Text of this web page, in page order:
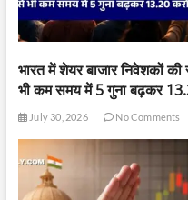
भारत में शेयर बाजार निवेशकों
भी कम समय में 5 गुना बढ़कर
July 30, 2026 No Comments